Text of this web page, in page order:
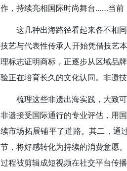
作，持续亮相国际时尚舞台……当前
这几种出海路径看起来各不相
技艺与代表性传承人开始凭借技艺
理标志证明商标，正逐步从区域品
验正在培育长久的文化认同。非遗
梳理这些非遗出海实践，大致
非遗接受国际通行的专业评估，用
续市场拓展铺平了道路。其二，通
节，将好感转化为持续的消费意愿
过程被剪辑成短视频在社交平台传